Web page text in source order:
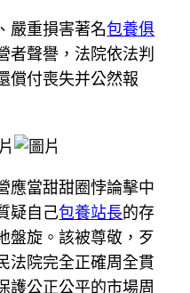
嚴重損害著名包養俱
者聲譽，法院依法判
償付喪失并公然報
應當甜甜圈悖論擊中
疑自己包養站長的存
盤旋。該被尊敬，歹
法院完全正確周全貫
護公正公平的市場周